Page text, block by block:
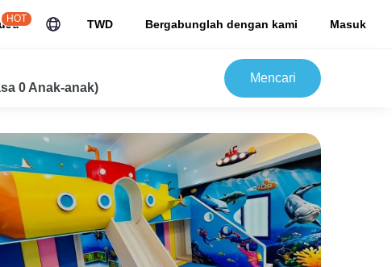
HOT TWD Bergabunglah dengan kami Masuk
0 Anak-anak)
Mencari